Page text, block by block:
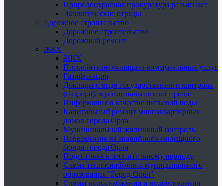
Природоохранная прокуратура разъясняет
Экологические отряды
Дорожное строительство
Дорожное строительство
Дорожный ремонт
ЖКХ
ЖКХ
Потребителю жилищно-коммунальных услуг
Газификация
Доклады о виде государственного контроля
(надзора), муниципального контроля
Информация о качестве питьевой воды
Капитальный ремонт многоквартирных
домов города Орла
Муниципальный жилищный контроль
Переселение из аварийного жилищного
фонда города Орла
Подготовка к отопительному периоду
Схема теплоснабжения муниципального
образования "Город Орёл"
Схемы водоснабжения и водоотведения